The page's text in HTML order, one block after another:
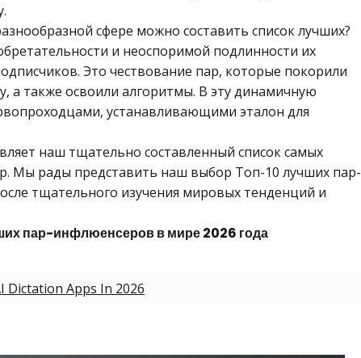
сфере можно составить список лучших?
и неоспоримой подлинности их
Это чествование пар, которые покорили
а также освоили алгоритмы. В эту динамичную
устанавливающими эталон для
наш тщательно составленный список самых
Мы рады представить наш выбор Топ-10 лучших пар-
тщательного изучения мировых тенденций и
пар-инфлюенсеров в мире 2026 года
Dictation Apps In 2026